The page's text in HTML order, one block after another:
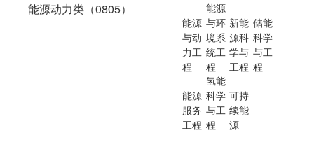
能源动力类（0805）
能源
与动
力工
程
能源
与环
境系
统工
程
新能
源科
学与
工程
储能
科学
与工
程
能源
服务
工程
氢能
科学
与工
程
可持
续能
源